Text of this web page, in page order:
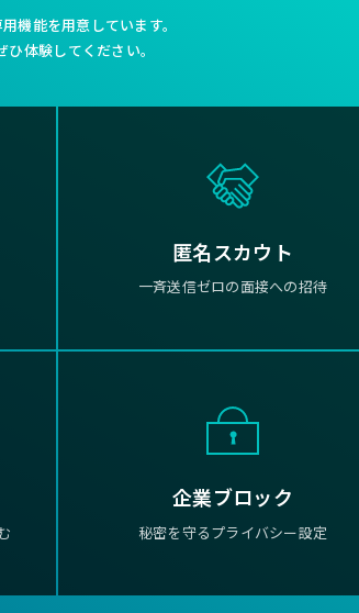
機能を用意しています。
体験してください。
匿名スカウト
一斉送信ゼロの面接への招待
企業ブロック
秘密を守るプライバシー設定